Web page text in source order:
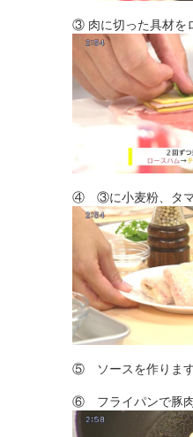
③ 肉に切った具材を
④ ③に小麦粉、タマ
⑤ ソースを作ります
⑥ フライパンで豚肉